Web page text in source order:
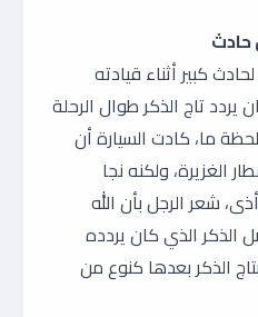
كبير أثناء قيادته
تاج الذكر طوال الرحلة
ما، كادت السيارة أن
الغزيرة، ولكنه نجا
شعر الرجل بأن الله
الذكر الذي كان يردده
الذكر بعدها كنوع من